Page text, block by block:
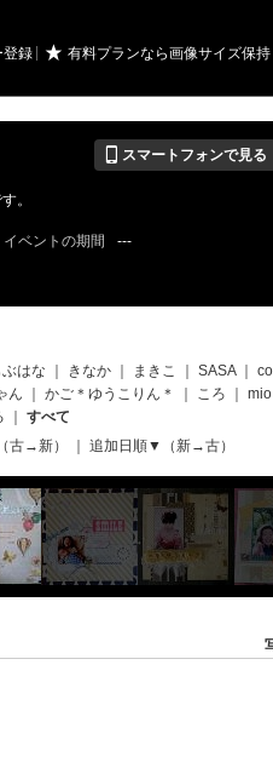
登録 ★ 有料プランなら画像サイズ保持
📱 スマートフォンで見る
。
イベントの期間
---
はな きなか まきこ SASA｜
ん かご＊ゆうこりん＊ ころ mio
すべて
古→新） 追加日順▼（新→古）